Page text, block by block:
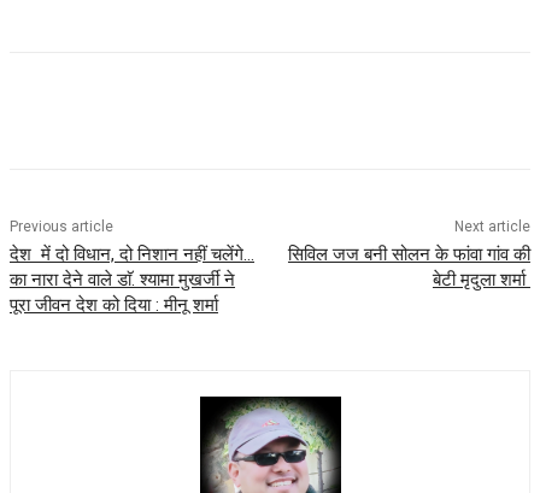
Previous article
देश में दो विधान, दो निशान नहीं चलेंगे…
का नारा देने वाले डाॅ. श्यामा मुखर्जी ने
पूरा जीवन देश को दिया : मीनू शर्मा
Next article
सिविल जज बनी सोलन के फांवा गांव की
बेटी मृदुला शर्मा